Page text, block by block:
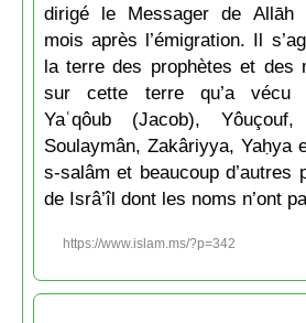
dirigé le Messager de Allāh
mois après l’émigration. Il
la terre des prophètes et des
sur cette terre qu’a vécu
Yaʿqôub (Jacob),
Soulaymân, Zakâriyya, Yaḥya
s-salâm et beaucoup d’autres
de Isrâ’îl dont les noms n’ont
https://www.islam.ms/?p=342